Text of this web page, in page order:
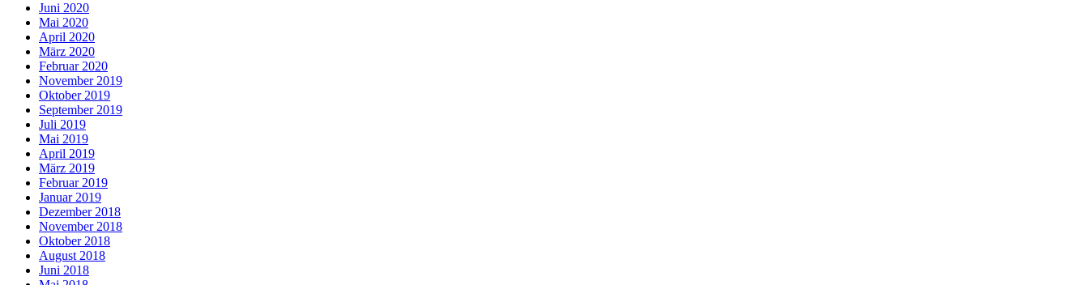
Juni 2020
Mai 2020
April 2020
März 2020
Februar 2020
November 2019
Oktober 2019
September 2019
Juli 2019
Mai 2019
April 2019
März 2019
Februar 2019
Januar 2019
Dezember 2018
November 2018
Oktober 2018
August 2018
Juni 2018